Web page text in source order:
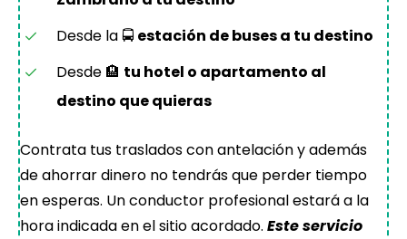
Desde la 🚍 estación de buses a tu destino
Desde 🏨 tu hotel o apartamento al
destino que quieras
Contrata tus traslados con antelación y además
de ahorrar dinero no tendrás que perder tiempo
en esperas. Un conductor profesional estará a la
hora indicada en el sitio acordado. Este servicio